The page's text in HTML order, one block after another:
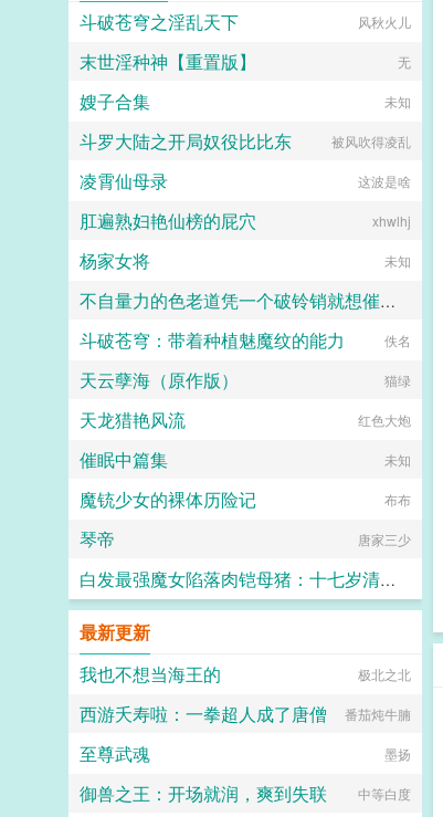
斗破苍穹之淫乱天下
风秋火儿
末世淫种神【重置版】 无
嫂子合集 未知
斗罗大陆之开局奴役比比东 被风吹得凌乱
凌霄仙母录 这波是啥
肛遍熟妇艳仙榜的屁穴 xhwlhj
杨家女将 未知
不自量力的色老道凭一个破铃销就想催眠我的元婴期宗主娘亲？（同人二创）
PLUTO
斗破苍穹：带着种植魅魔纹的能力 佚名
天云孽海（原作版） 猫绿
天龙猎艳风流 红色大炮
催眠中篇集 未知
魔铳少女的裸体历险记 布布
琴帝 唐家三少
白发最强魔女陷落肉铠母猪：十七岁清冷孤高处女被兽人开发成肉便器九号并成为鸡巴套肉
最新更新
我也不想当海王的
极北之北
西游夭寿啦：一拳超人成了唐僧 番茄炖牛腩
至尊武魂 墨扬
御兽之王：开场就润，爽到失联 中等白度